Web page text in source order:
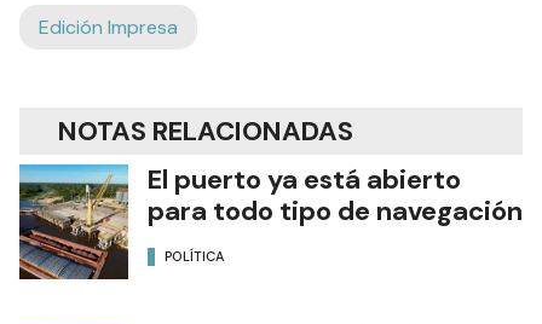
Edición Impresa
NOTAS RELACIONADAS
El puerto ya está abierto
para todo tipo de navegación
POLÍTICA